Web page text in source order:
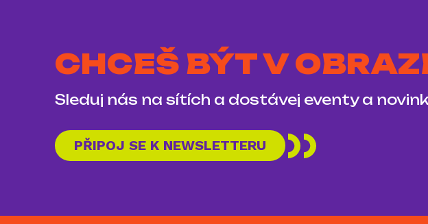
CHCEŠ BÝT V
Sleduj nás na sítích a dostávej eventy a
PŘIPOJ SE K NEWSLETTERU